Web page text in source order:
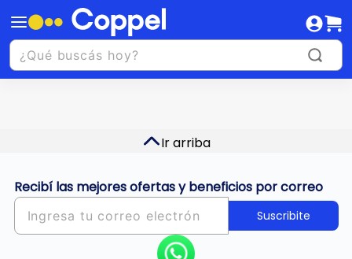
Ir arriba
Recibí las mejores ofertas y beneficios por correo
Suscribite